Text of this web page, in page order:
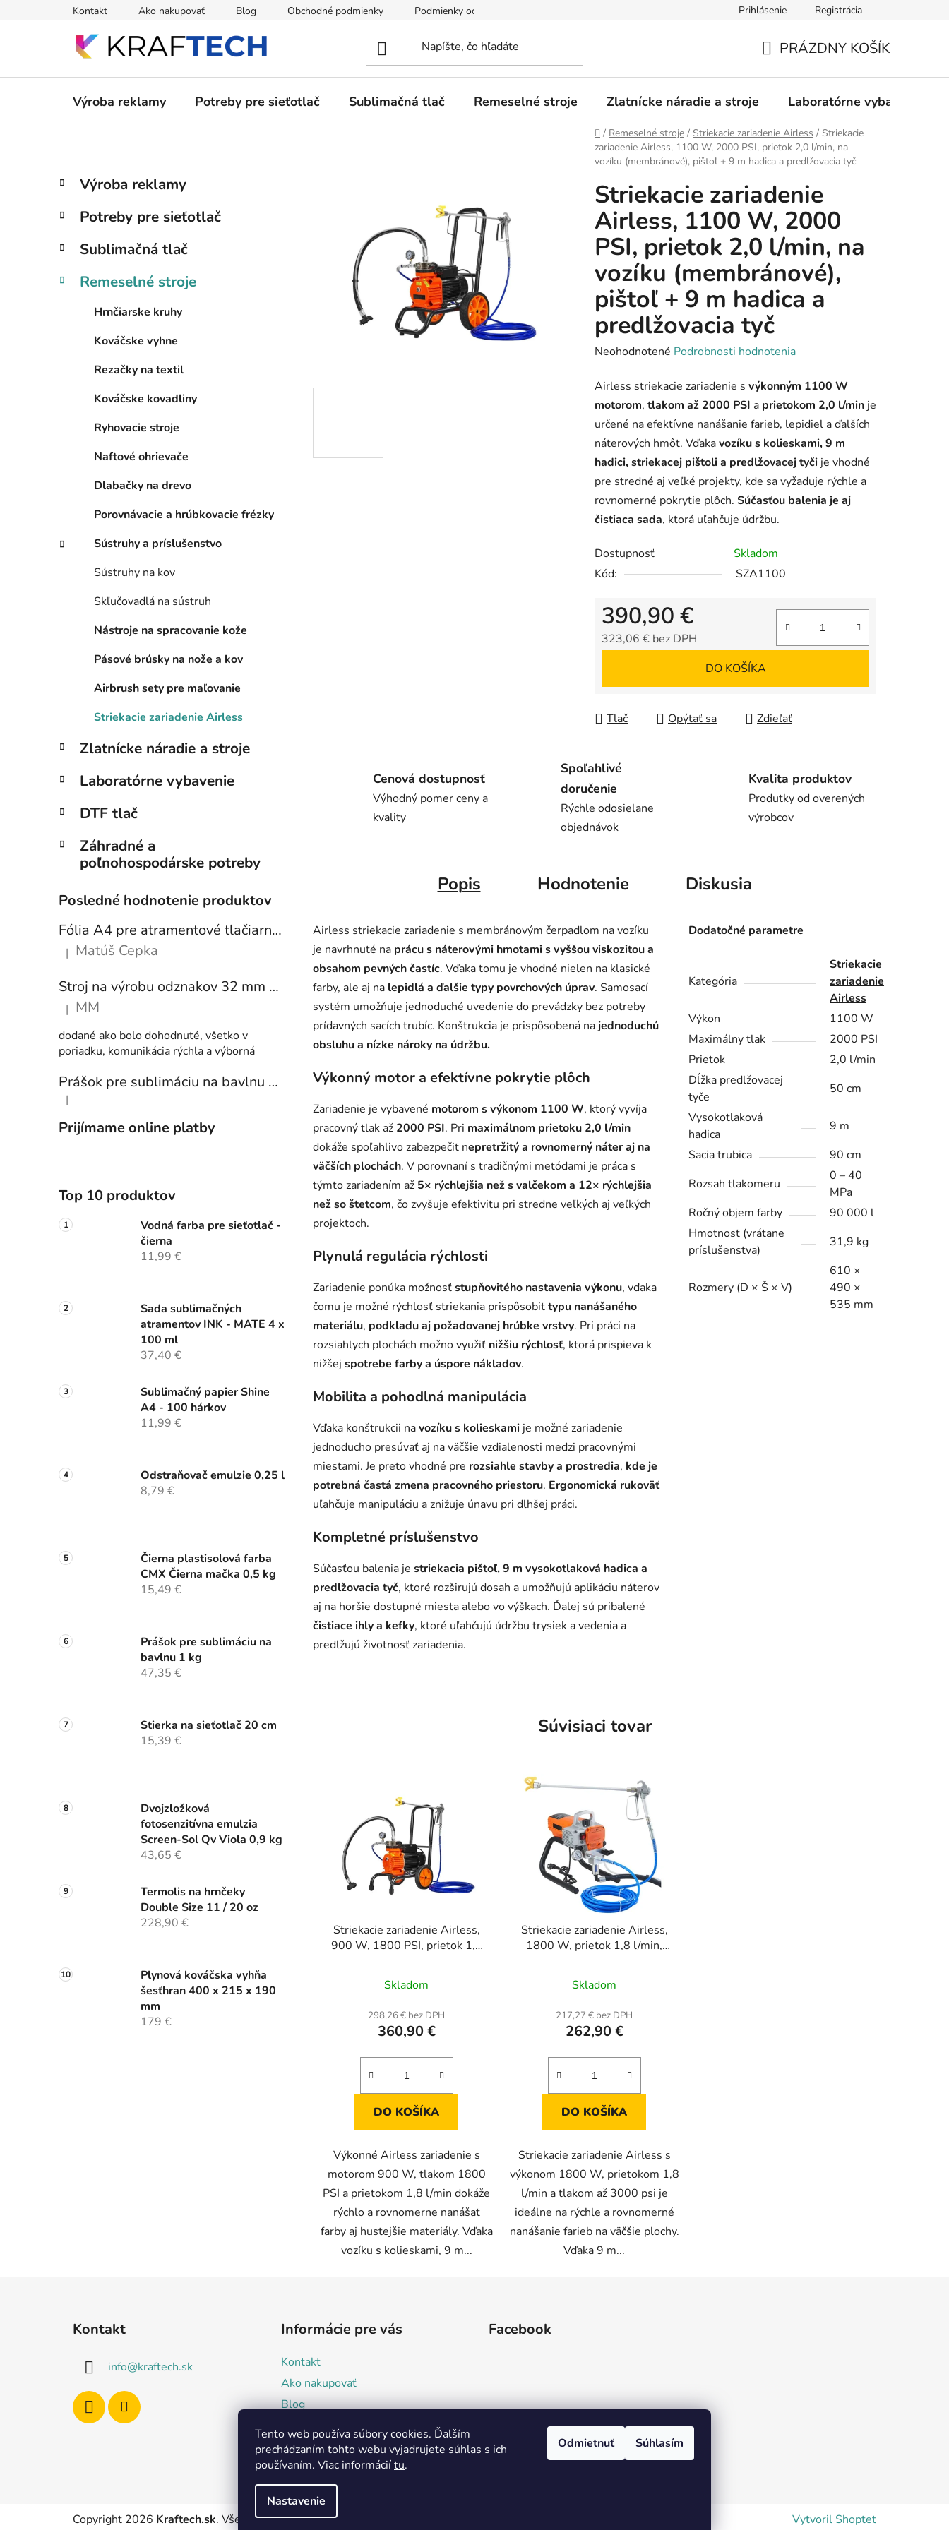
Tento web používa súbory cookies. Ďalším
prechádzaním tohto webu vyjadrujete súhlas s ich
používaním. Viac informáciítu.
Nastavenie
Odmietnuť Súhlasím
Kontakt Ako nakupovať Blog Obchodné podmienky Podmienky ochrany osobných údajov Prihlásenie Registrácia
KOŠÍK
PRÁZDNY KOŠÍK
Výroba reklamy Potreby pre sieťotlač Sublimačná tlač Remeselné stroje Zlatnícke náradie a stroje Laboratórne vybavenie
Domov
/ Remeselné stroje / Striekacie zariadenie Airless / Striekacie
zariadenie Airless, 1100 W, 2000 PSI, prietok 2,0 l/min, na
vozíku (membránové), pištoľ + 9 m hadica a predlžovacia tyč
B
č
ý
a
Preskočiť
kategórie
K
a
e
ó
i
Výroba reklamy
Potreby pre sieťotlač
Sublimačná tlač
Remeselné stroje
Hrnčiarske kruhy
Kováčske vyhne
Rezačky na textil
Kováčske kovadliny
Ryhovacie stroje
Naftové ohrievače
Dlabačky na drevo
Porovnávacie a hrúbkovacie frézky
Sústruhy a príslušenstvo
Sústruhy na kov
Skľučovadlá na sústruh
Nástroje na spracovanie kože
Pásové brúsky na nože a kov
Airbrush sety pre maľovanie
Striekacie zariadenie Airless
Zlatnícke náradie a stroje
Laboratórne vybavenie
DTF tlač
Záhradné a
poľnohospodárske potreby
Posledné hodnotenie produktov
Fólia A4 pre atramentové tlačiarne - sada 10 ks
Hodnotenie produktu je 5 z 5 hviezdičiek.
| Matúš Cepka
Stroj na výrobu odznakov 32 mm a 58 mm + 250 ks odznakov
Hodnotenie produktu je 5 z 5 hviezdičiek.
| MM
dodané ako bolo dohodnuté, všetko v
poriadku, komunikácia rýchla a výborná
Prášok pre sublimáciu na bavlnu 1 kg
Hodnotenie produktu je 5 z 5 hviezdičiek.
|
Prijímame online platby
Top 10 produktov
Vodná farba pre sieťotlač -
čierna
11,99 €
Sada sublimačných
atramentov INK - MATE 4 x
100 ml
37,40 €
Sublimačný papier Shine
A4 - 100 hárkov
11,99 €
Odstraňovač emulzie 0,25 l
8,79 €
Čierna plastisolová farba
CMX Čierna mačka 0,5 kg
15,49 €
Prášok pre sublimáciu na
bavlnu 1 kg
47,35 €
Stierka na sieťotlač 20 cm
15,39 €
Dvojzložková
fotosenzitívna emulzia
Screen-Sol Qv Viola 0,9 kg
43,65 €
Termolis na hrnčeky
Double Size 11 / 20 oz
228,90 €
Plynová kováčska vyhňa
šesťhran 400 x 215 x 190
mm
179 €
Striekacie zariadenie
Airless, 1100 W, 2000
PSI, prietok 2,0 l/min, na
vozíku (membránové),
pištoľ + 9 m hadica a
predlžovacia tyč
Priemerné
produktu
je
0,0
z
5
hviezdičiek.
Neohodnotené Podrobnosti hodnotenia
Airless striekacie zariadenie s výkonným 1100 W
motorom, tlakom až 2000 PSI a prietokom 2,0 l/min je
určené na efektívne nanášanie farieb, lepidiel a ďalších
náterových hmôt. Vďakavozíku s kolieskami, 9 m
hadici, striekacej pištoli a predlžovacej tyči je vhodné
pre stredné aj veľké projekty, kde sa vyžaduje rýchle a
rovnomerné pokrytie plôch. Súčasťou balenia je aj
čistiaca sada, ktorá uľahčuje údržbu.
Dostupnosť
Skladom
Kód:
SZA1100
390,90 €
323,06 € bez DPH
DO KOŠÍKA
Tlač Opýtať sa Zdieľať
Cenová dostupnosť
Výhodný pomer ceny a
kvality
Spoľahlivé
doručenie
Rýchle odosielane
objednávok
Kvalita produktov
Produtky od overených
výrobcov
Popis Hodnotenie Diskusia
Airless striekacie zariadenie s membránovým čerpadlom na vozíku
je navrhnuté na prácu s náterovými hmotami s vyššou viskozitou a
obsahom pevných častíc. Vďaka tomu je vhodné nielen na klasické
farby, ale aj na lepidlá a ďalšie typy povrchových úprav. Samosací
systém umožňuje jednoduché uvedenie do prevádzky bez potreby
prídavných sacích trubíc. Konštrukcia je prispôsobená na jednoduchú
obsluhu a nízke nároky na údržbu.
Výkonný motor a efektívne pokrytie plôch
Zariadenie je vybavené motorom s výkonom 1100 W, ktorý vyvíja
pracovný tlak až 2000 PSI. Pri maximálnom prietoku 2,0 l/min
dokáže spoľahlivo zabezpečiť nepretržitý a rovnomerný náter aj na
väčších plochách. V porovnaní s tradičnými metódami je práca s
týmto zariadením až 5× rýchlejšia než s valčekom a 12× rýchlejšia
než so štetcom, čo zvyšuje efektivitu pri stredne veľkých aj veľkých
projektoch.
Plynulá regulácia rýchlosti
Zariadenie ponúka možnosťstupňovitého nastavenia výkonu, vďaka
čomu je možné rýchlosť striekania prispôsobiťtypu nanášaného
materiálu, podkladu aj požadovanej hrúbke vrstvy. Pri práci na
rozsiahlych plochách možno využiť nižšiu rýchlosť, ktorá prispieva k
nižšej spotrebe farby a úspore nákladov.
Mobilita a pohodlná manipulácia
Vďaka konštrukcii navozíku s kolieskami je možné zariadenie
jednoducho presúvať aj na väčšie vzdialenosti medzi pracovnými
miestami. Je preto vhodné pre rozsiahle stavby a prostredia, kde je
potrebná častá zmena pracovného priestoru. Ergonomická rukoväť
uľahčuje manipuláciu a znižuje únavu pri dlhšej práci.
Kompletné príslušenstvo
Súčasťou balenia je striekacia pištoľ, 9 m vysokotlaková hadica a
predlžovacia tyč, ktoré rozširujú dosah a umožňujú aplikáciu náterov
aj na horšie dostupné miesta alebo vo výškach. Ďalej sú pribalené
čistiace ihly a kefky, ktoré uľahčujú údržbu trysiek a vedenia a
predlžujú životnosť zariadenia.
Dodatočné parametre
Kategória
Striekacie
zariadenie
Airless
Výkon
1100 W
Maximálny tlak
2000 PSI
Prietok
2,0 l/min
Dĺžka predlžovacej
tyče
50 cm
Vysokotlaková
hadica
9 m
Sacia trubica
90 cm
Rozsah tlakomeru
0 – 40
MPa
Ročný objem farby
90 000 l
Hmotnosť (vrátane
príslušenstva)
31,9 kg
Rozmery (D × Š × V)
610 ×
490 ×
535 mm
Súvisiaci tovar
Striekacie zariadenie Airless,
900 W, 1800 PSI, prietok 1,8
pištoľ + 9 m hadica a
predlžovacia tyč
Skladom
298,26 € bez DPH
360,90 €
DO KOŠÍKA
Výkonné Airless zariadenie s
motorom 900 W, tlakom 1800
PSI a prietokom 1,8 l/min dokáže
rýchlo a rovnomerne nanášať
farby aj hustejšie materiály. Vďaka
vozíku s kolieskami, 9 m...
Striekacie zariadenie Airless,
1800 W, prietok 1,8 l/min,
Skladom
217,27 € bez DPH
262,90 €
DO KOŠÍKA
Striekacie zariadenie Airless s
výkonom 1800 W, prietokom 1,8
l/min a tlakom až 3000 psi je
ideálne na rýchle a rovnomerné
nanášanie farieb na väčšie plochy.
Vďaka 9 m...
Kontakt
info@kraftech.sk
Informácie pre vás
Kontakt
Ako nakupovať
Blog
Obchodné podmienky
Podmienky ochrany osobných
údajov
Facebook
Vytvoril Shoptet
Copyright 2026 Kraftech.sk. Všetky práva vyhradené.